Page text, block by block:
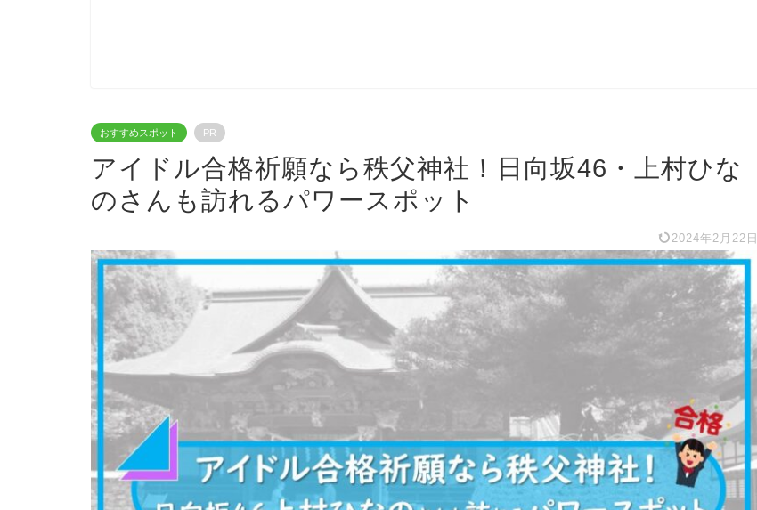
おすすめスポット PR
アイドル合格祈願なら秩父神社！日向坂46・上村ひな
のさんも訪れるパワースポット
2024年2月22日